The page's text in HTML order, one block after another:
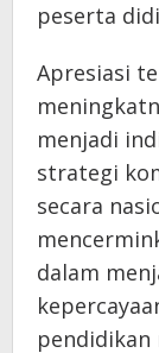
peserta
Apresiasi
menjadi
strategi
secara
dalam
pendidikan